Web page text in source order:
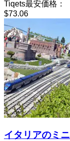
Tiqets最安価格：
$73.06
イタリアのミ